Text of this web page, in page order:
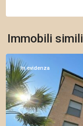
Immobili simili
Taggia
Previous
In evidenza